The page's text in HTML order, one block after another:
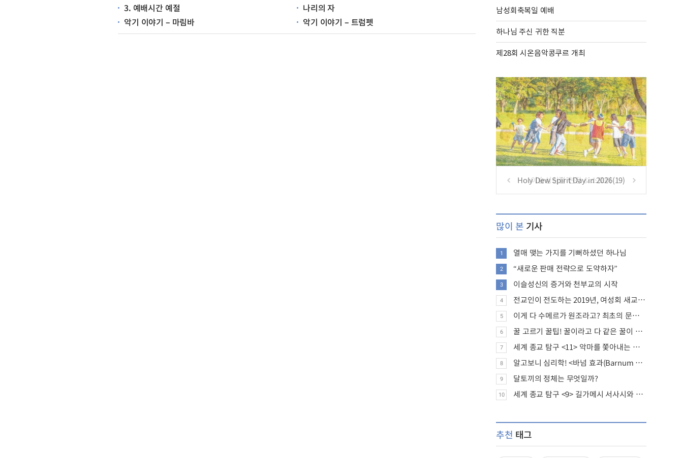
3. 예배시간 예절
나리의 자
악기 이야기 – 마림바
악기 이야기 – 트럼펫
남성회축복일 예배
하나님 주신 귀한 직분
제28회 시온음악콩쿠르 개최
Holy Dew Spirit Day in 2026(19)
많이 본 기사
1 열매 맺는 가지를 기뻐하셨던 하나님
2 “새로운 판매 전략으로 도약하자”
3 이슬성신의 증거와 천부교의 시작
4 전교인이 전도하는 2019년, 여성회 새교인 증가 추세
5 이게 다 수메르가 원조라고? 최초의 문명, 수메르는 어떤 문명이었을까?
6 꿀 고르기 꿀팁! 꿀이라고 다 같은 꿀이 아니다!
7 세계 종교 탐구 <11> 악마를 쫓아내는 의식의 뿌리에 대하여
8 알고보니 심리학! <바넘 효과(Barnum effect)>
9 달토끼의 정체는 무엇일까?
10 세계 종교 탐구 <9> 길가메시 서사시와 성경에 대하여
추천 태그